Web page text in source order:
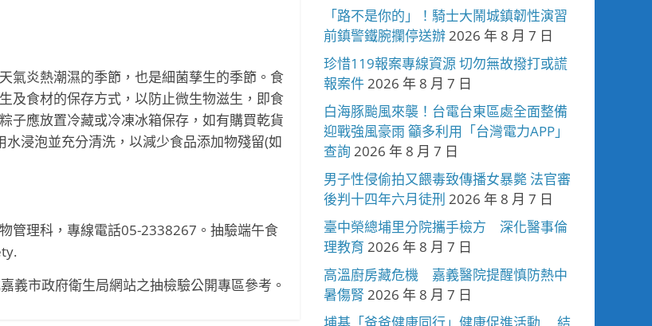
氣炎熱潮濕的季節，也是細菌孳生的季節。食
及食材的保存方式，以防止微生物滋生，即食
子應放置冷藏或冷凍冰箱保存，如有購買乾貨
浸泡並充分清洗，以減少食品添加物殘留(如
管理科，專線電話05-2338267。抽驗端午食
義市政府衛生局網站之抽檢驗公開專區參考。
「路不是你的」！騎士大鬧城鎮韌性演習
前鎮警鐵腕攔停送辦2026 年 8 月 7 日
珍惜119報案專線資源 切勿無故撥打或謊
報案件2026 年 8 月 7 日
白海豚颱風來襲！台電台東區處全面整備
迎戰強風豪雨 籲多利用「台灣電力APP」
查詢 2026 年 8 月 7 日
男子性侵偷拍又餵毒致傳播女暴斃 法官審
後判十四年六月徒刑 2026 年 8 月 7 日
臺中榮總埔里分院攜手檢方 深化醫事倫
理教育 2026 年 8 月 7 日
高溫廚房藏危機 嘉義醫院提醒慎防熱中
暑傷腎 2026 年 8 月 7 日